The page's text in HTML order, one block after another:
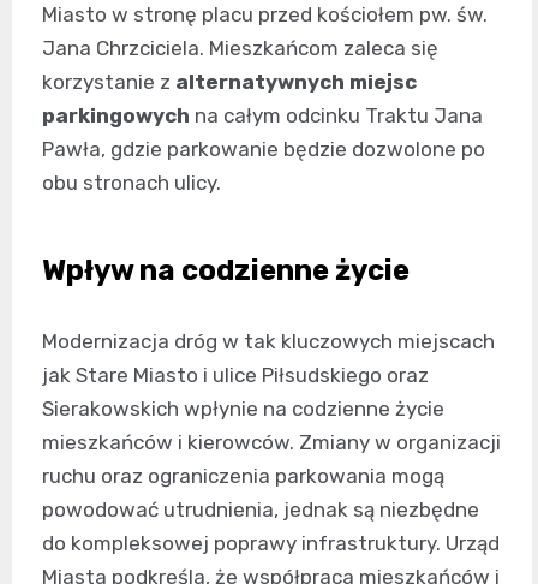
Miasto w stronę placu przed kościołem pw. św.
Jana Chrzciciela. Mieszkańcom zaleca się
korzystanie z alternatywnych miejsc
parkingowych na całym odcinku Traktu Jana
Pawła, gdzie parkowanie będzie dozwolone po
obu stronach ulicy.
Wpływ na codzienne życie
Modernizacja dróg w tak kluczowych miejscach
jak Stare Miasto i ulice Piłsudskiego oraz
Sierakowskich wpłynie na codzienne życie
mieszkańców i kierowców. Zmiany w organizacji
ruchu oraz ograniczenia parkowania mogą
powodować utrudnienia, jednak są niezbędne
do kompleksowej poprawy infrastruktury. Urząd
Miasta podkreśla, że współpraca mieszkańców i